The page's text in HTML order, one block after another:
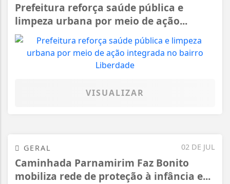
Prefeitura reforça saúde pública e
limpeza urbana por meio de ação...
VISUALIZAR
02 DE JUL
GERAL
Caminhada Parnamirim Faz Bonito
mobiliza rede de proteção à infância e...